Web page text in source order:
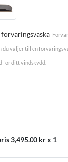
du väljer till en
för ditt vindskydd.
3,495.00 kr x 1